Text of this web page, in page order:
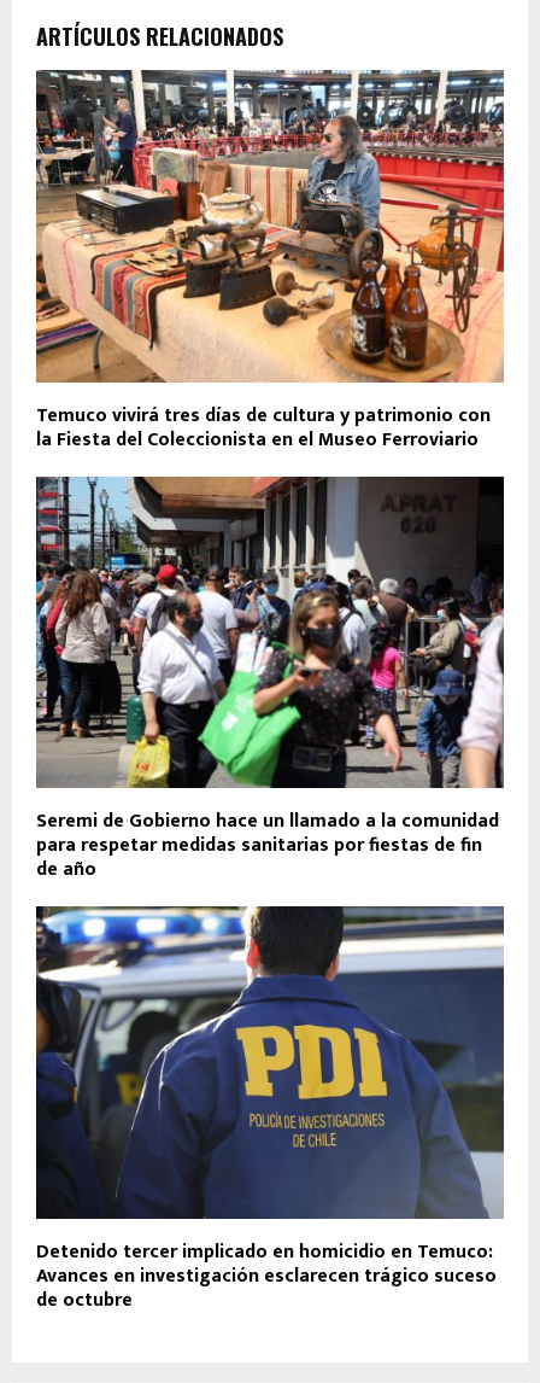
ARTÍCULOS RELACIONADOS
Temuco vivirá tres días de cultura y patrimonio con
la Fiesta del Coleccionista en el Museo Ferroviario
Seremi de Gobierno hace un llamado a la comunidad
para respetar medidas sanitarias por fiestas de fin
de año
Detenido tercer implicado en homicidio en Temuco:
Avances en investigación esclarecen trágico suceso
de octubre